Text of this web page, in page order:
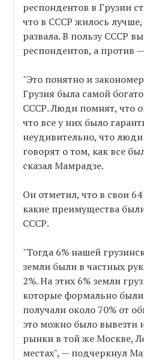
респондентов в Грузии
что в СССР жилось лучше,
развала. В пользу СССР
респондентов, а против
"Это понятно и
Грузия была самой
СССР. Люди помнят, что
что все у них было
неудивительно, что люди
говорят о том, как все
сказал Мамрадзе.
Он отметил, что в свои
какие преимущества
СССР.
"Тогда 6% нашей
земли были в частных
2%. На этих 6% земли
которые формально
получали около 70% от
это можно было вывезти
рынки в той же Москве,
местах", — подчеркнул